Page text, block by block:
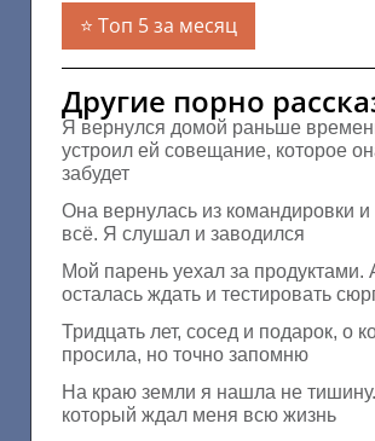
Топ 5 за месяц
Другие порно
Я вернулся домой раньше
устроил ей совещание, которое
забудет
Она вернулась из командировки и
всё. Я слушал и заводился
Мой парень уехал за продуктами.
осталась ждать и тестировать
Тридцать лет, сосед и подарок, о
просила, но точно запомню
На краю земли я нашла не
который ждал меня всю жизнь